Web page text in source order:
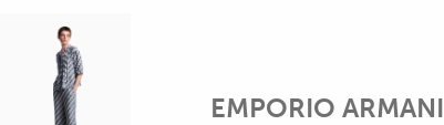
EMPORIO ARMANI